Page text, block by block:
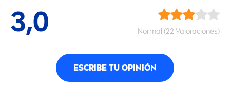
3,0 Normal (22 Valoraciones)
ESCRIBE TU OPINIÓN